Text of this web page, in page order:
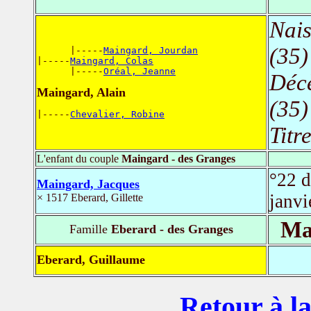
      |-----
Maingard, Jourdan
|-----Maingard, Colas
      |-----
Oréal, Jeanne
Maingard, Alain
|-----Chevalier, Robine
(35)
(35)
L'enfant du couple Maingard - des Granges
Maingard, Jacques
× 1517 Eberard, Gillette
°22
FamilleEberard - des Granges
Eberard, Guillaume